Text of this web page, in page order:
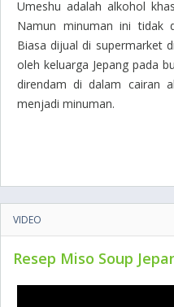
Umeshu adalah alkohol
Namun minuman ini tidak
Biasa dijual di supermarket
oleh keluarga Jepang pada
direndam di dalam cairan
menjadi minuman.
VIDEO
Resep Miso Soup